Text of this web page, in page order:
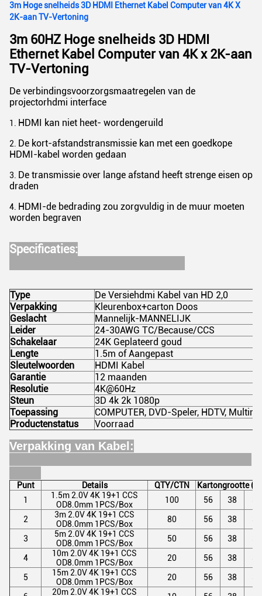
3m Hoge snelheids 3D HDMI Ethernet Kabel Computer van 4K X
2K-aan TV-Vertoning
3m 60HZ Hoge snelheids 3D HDMI
Ethernet Kabel Computer van 4K x 2K-aan
TV-Vertoning
De verbindingsvoorzorgsmaatregelen van de
projectorhdmi interface
1. HDMI kan niet heet- wordengeruild
2. De kort-afstandstransmissie kan met een goedkope
HDMI-kabel worden gedaan
3. De transmissie over lange afstand heeft strenge eisen op
draden
4. HDMI-de bedrading zou zorgvuldig in de muur moeten
worden begraven
Specificaties:
Type
De Versiehdmi Kabel van HD 2,0
Verpakking
Kleurenbox+carton Doos
Geslacht
Mannelijk-MANNELIJK
Leider
24-30AWG TC/Because/CCS
Schakelaar
24K Geplateerd goud
Lengte
1.5m of Aangepast
Sleutelwoorden
HDMI Kabel
Garantie
12 maanden
Resolutie
4K@60Hz
Steun
3D 4k 2k 1080p
Toepassing
COMPUTER, DVD-Speler, HDTV,
Productenstatus
Voorraad
Verpakking van Kabel:
Punt Details QTY/CTN
Kartongrootte
1
1.5m 2.0V 4K 19+1 CCS
OD8.0mm 1PCS/Box
100 56 38 37
2
3m 2.0V 4K 19+1 CCS
OD8.0mm 1PCS/Box
80 56 38 37
3
5m 2.0V 4K 19+1 CCS
OD8.0mm 1PCS/Box
50 56 38 37
4
10m 2.0V 4K 19+1 CCS
OD8.0mm 1PCS/Box
20 56 38 37
5
15m 2.0V 4K 19+1 CCS
OD8.0mm 1PCS/Box
20 56 38 37
20m 2.0V 4K 19+1 CCS